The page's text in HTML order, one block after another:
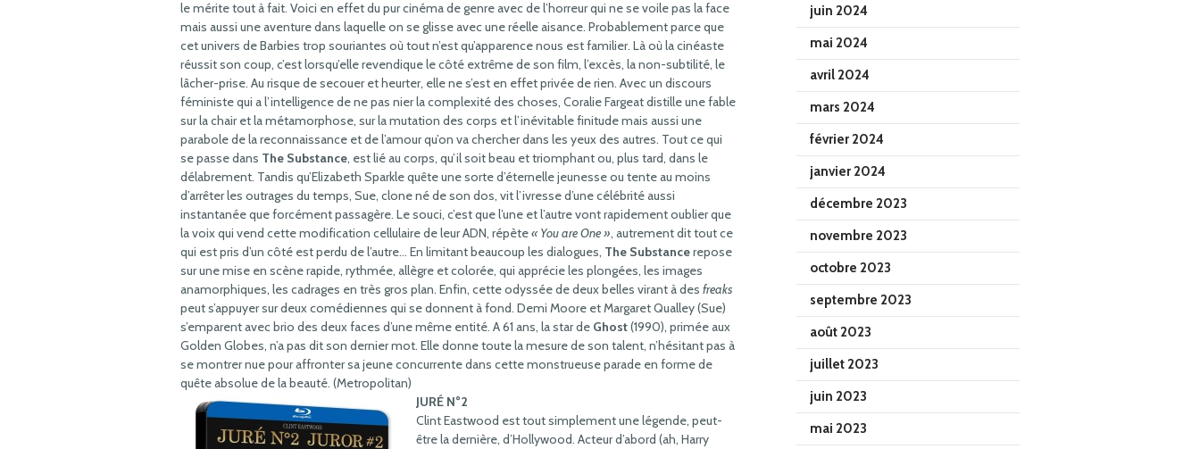
le mérite tout à fait. Voici en effet du pur cinéma de genre avec de l’horreur qui ne se voile pas la face
mais aussi une aventure dans laquelle on se glisse avec une réelle aisance. Probablement parce que
cet univers de Barbies trop souriantes où tout n’est qu’apparence nous est familier. Là où la cinéaste
réussit son coup, c’est lorsqu’elle revendique le côté extrême de son film, l’excès, la non-subtilité, le
lâcher-prise. Au risque de secouer et heurter, elle ne s’est en effet privée de rien. Avec un discours
féministe qui a l’intelligence de ne pas nier la complexité des choses, Coralie Fargeat distille une fable
sur la chair et la métamorphose, sur la mutation des corps et l’inévitable finitude mais aussi une
parabole de la reconnaissance et de l’amour qu’on va chercher dans les yeux des autres. Tout ce qui
se passe dans The Substance, est lié au corps, qu’il soit beau et triomphant ou, plus tard, dans le
délabrement. Tandis qu’Elizabeth Sparkle quête une sorte d’éternelle jeunesse ou tente au moins
d’arrêter les outrages du temps, Sue, clone né de son dos, vit l’ivresse d’une célébrité aussi
instantanée que forcément passagère. Le souci, c’est que l’une et l’autre vont rapidement oublier que
la voix qui vend cette modification cellulaire de leur ADN, répète« You are One », autrement dit tout ce
qui est pris d’un côté est perdu de l’autre… En limitant beaucoup les dialogues, The Substancerepose
sur une mise en scène rapide, rythmée, allègre et colorée, qui apprécie les plongées, les images
anamorphiques, les cadrages en très gros plan. Enfin, cette odyssée de deux belles virant à des freaks
peut s’appuyer sur deux comédiennes qui se donnent à fond. Demi Moore et Margaret Qualley (Sue)
s’emparent avec brio des deux faces d’une même entité. A 61 ans, la star de Ghost(1990), primée aux
Golden Globes, n’a pas dit son dernier mot. Elle donne toute la mesure de son talent, n’hésitant pas à
se montrer nue pour affronter sa jeune concurrente dans cette monstrueuse parade en forme de
quête absolue de la beauté. (Metropolitan)
JURÉ N°2
Clint Eastwood est tout simplement une légende, peut-
être la dernière, d’Hollywood. Acteur d’abord (ah, Harry
juin 2024
mai 2024
avril 2024
mars 2024
février 2024
janvier 2024
décembre 2023
novembre 2023
octobre 2023
septembre 2023
août 2023
juillet 2023
juin 2023
mai 2023